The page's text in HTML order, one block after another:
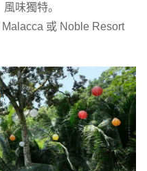
味獨特。
或 Noble Resort